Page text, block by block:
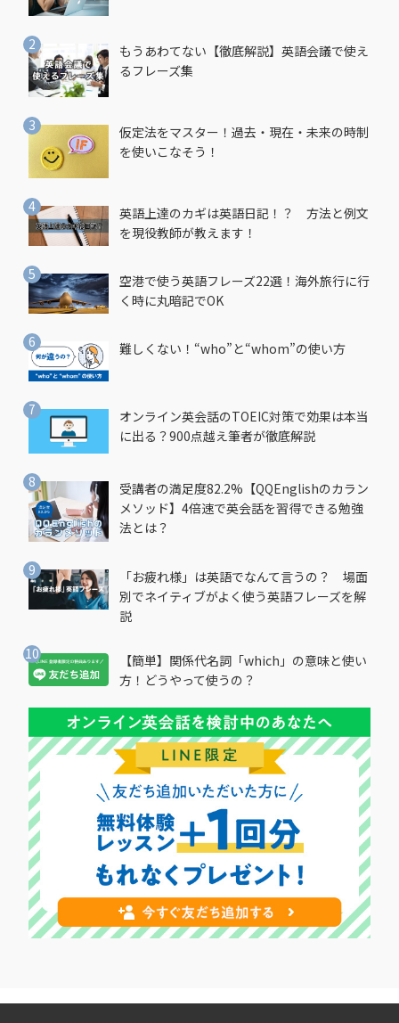
もうあわてない【徹底解説】英語会議で使え
るフレーズ集
仮定法をマスター！過去・現在・未来の時制
を使いこなそう！
英語上達のカギは英語日記！？ 方法と例文
を現役教師が教えます！
空港で使う英語フレーズ22選！海外旅行に行
く時に丸暗記でOK
難しくない！“who”と“whom”の使い方
オンライン英会話のTOEIC対策で効果は本当
に出る？900点越え筆者が徹底解説
受講者の満足度82.2%【QQEnglishのカラン
メソッド】4倍速で英会話を習得できる勉強
法とは？
「お疲れ様」は英語でなんて言うの？ 場面
別でネイティブがよく使う英語フレーズを解
説
【簡単】関係代名詞「which」の意味と使い
方！どうやって使うの？